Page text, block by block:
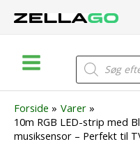
Menu
Products
search
Forside
Varer
10m RGB LED-strip med
musiksensor – Perfekt til